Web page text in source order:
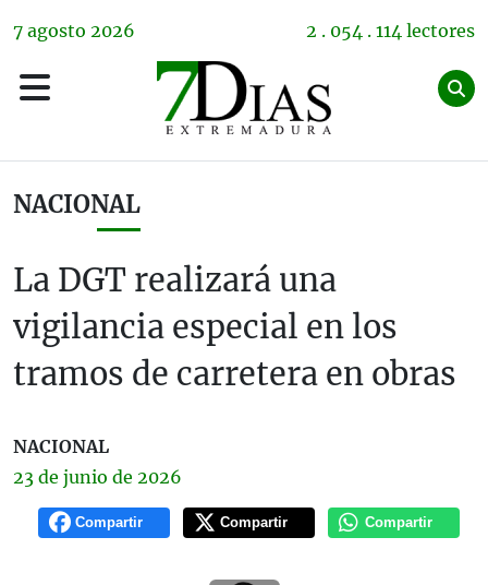
7 agosto 2026 2 . 054 . 114 lectores
NACIONAL
La DGT realizará una
vigilancia especial en los
tramos de carretera en obras
NACIONAL
23 de junio de 2026
Compartir Compartir Compartir